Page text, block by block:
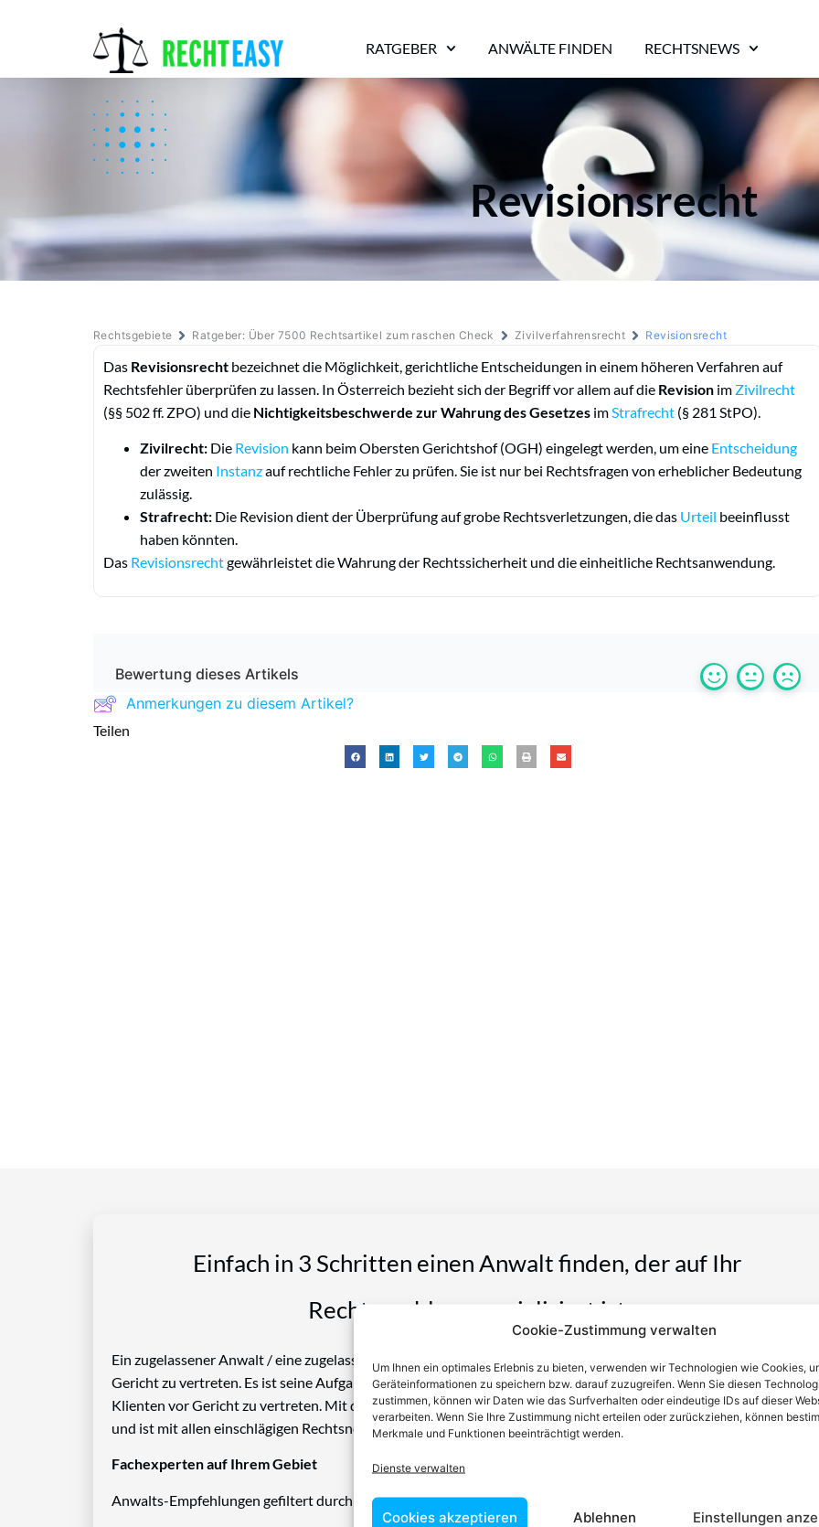
Cookie-Zustimmung verwalten
Um Ihnen ein optimales Erlebnis zu bieten, verwenden wir Technologien wie Cookies,
Geräteinformationen zu speichern bzw. darauf zuzugreifen. Wenn Sie diesen
zustimmen, können wir Daten wie das Surfverhalten oder eindeutige IDs auf dieser
verarbeiten. Wenn Sie Ihre Zustimmung nicht erteilen oder zurückziehen, können
Merkmale und Funktionen beeinträchtigt werden.
Dienste verwalten
Cookies akzeptieren Ablehnen Einstellungen
RATGEBER ANWÄLTE FINDEN RECHTSNEWS
Revisionsrecht
Rechtsgebiete Ratgeber: Über 7500 Rechtsartikel zum raschen Check Zivilverfahrensrecht Revisionsrecht
Das Revisionsrecht bezeichnet die Möglichkeit, gerichtliche Entscheidungen in einem höheren Verfahren auf
Rechtsfehler überprüfen zu lassen. In Österreich bezieht sich der Begriff vor allem auf die Revision im Zivilrecht
(§§ 502 ff. ZPO) und die Nichtigkeitsbeschwerde zur Wahrung des Gesetzes im Strafrecht (§ 281 StPO).
Zivilrecht: Die Revision kann beim Obersten Gerichtshof (OGH) eingelegt werden, um eine Entscheidung
der zweiten Instanzauf rechtliche Fehler zu prüfen. Sie ist nur bei Rechtsfragen von erheblicher Bedeutung
zulässig.
Strafrecht: Die Revision dient der Überprüfung auf grobe Rechtsverletzungen, die das Urteil beeinflusst
haben könnten.
Das Revisionsrechtgewährleistet die Wahrung der Rechtssicherheit und die einheitliche Rechtsanwendung.
Bewertung dieses Artikels
Anmerkungen zu diesem Artikel?
Teilen
Einfach in 3 Schritten einen Anwalt finden, der auf Ihr
Rechtsproblem spezialisiert ist
Ein zugelassener Anwalt / eine zugelassen Anwältin ist dafür da, über Rechtsfragen zu beraten und Klienten vor
Gericht zu vertreten. Es ist seine Aufgabe, Dienstleistungen im Bereich der Rechtsberatung zu erbringen und
Klienten vor Gericht zu vertreten. Mit diesem Wissen kennt er alle relevanten Herausforderungen dieses Systems
und ist mit allen einschlägigen Rechtsnormen vertraut.
Fachexperten auf Ihrem Gebiet
Anwalts-Empfehlungen gefiltert durch das RechtEasy-Team -Best Choice der Anwälte in Österreich
Alle Anwälte